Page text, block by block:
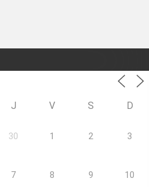
J V S D
30 1 2 3
7 8 9 10